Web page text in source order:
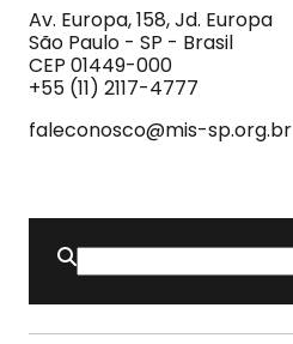
Imagem
e
do
Som
Av. Europa, 158, Jd. Europa
São Paulo - SP - Brasil
CEP 01449-000
+55 (11) 2117-4777
faleconosco@mis-sp.org.br
Buscar
por: